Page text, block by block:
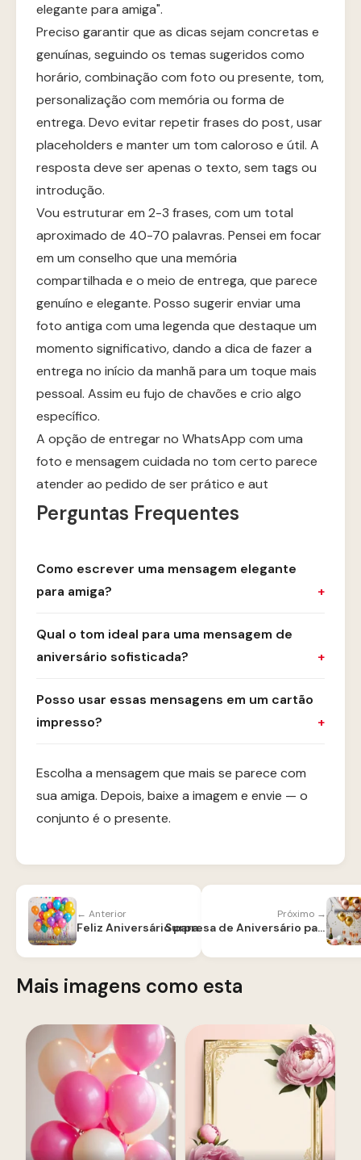
elegante para amiga".
Preciso garantir que as dicas sejam concretas e
genuínas, seguindo os temas sugeridos como
horário, combinação com foto ou presente, tom,
personalização com memória ou forma de
entrega. Devo evitar repetir frases do post, usar
placeholders e manter um tom caloroso e útil. A
resposta deve ser apenas o texto, sem tags ou
introdução.
Vou estruturar em 2-3 frases, com um total
aproximado de 40-70 palavras. Pensei em focar
em um conselho que una memória
compartilhada e o meio de entrega, que parece
genuíno e elegante. Posso sugerir enviar uma
foto antiga com uma legenda que destaque um
momento significativo, dando a dica de fazer a
entrega no início da manhã para um toque mais
pessoal. Assim eu fujo de chavões e crio algo
específico.
A opção de entregar no WhatsApp com uma
foto e mensagem cuidada no tom certo parece
atender ao pedido de ser prático e aut
Perguntas Frequentes
Como escrever uma mensagem elegante
para amiga?
Qual o tom ideal para uma mensagem de
aniversário sofisticada?
Posso usar essas mensagens em um cartão
impresso?
Escolha a mensagem que mais se parece com
sua amiga. Depois, baixe a imagem e envie — o
conjunto é o presente.
← Anterior
Feliz Aniversário para Amiga do Coração
Próximo →
Surpresa de Aniversário para Amiga — Ideias e Mensagens
Mais imagens como esta